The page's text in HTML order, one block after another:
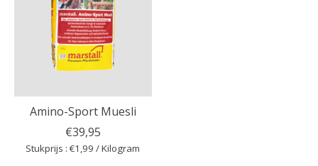
Amino-Sport Muesli
€39,95
Stukprijs : €1,99 / Kilogram